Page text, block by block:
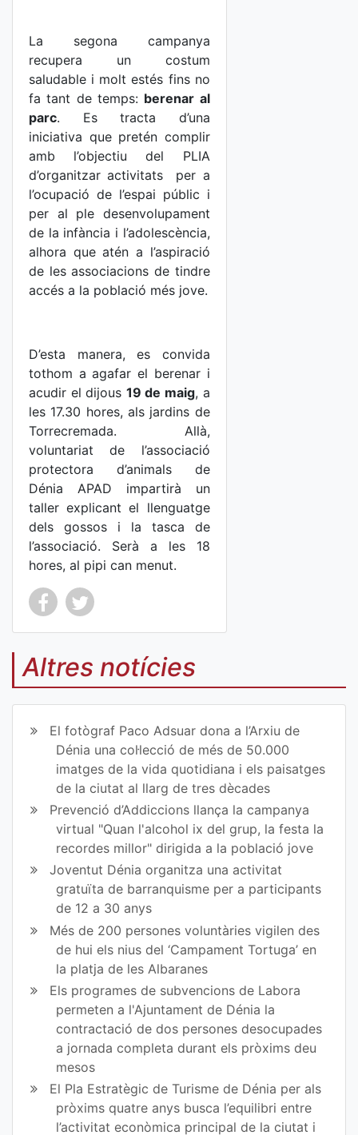
La segona campanya
recupera un costum
saludable i molt estés fins no
fa tant de temps: berenar al
parc. Es tracta d’una
iniciativa que pretén complir
amb l’objectiu del PLIA
d’organitzar activitats per a
l’ocupació de l’espai públic i
per al ple desenvolupament
de la infància i l’adolescència,
alhora que atén a l’aspiració
de les associacions de tindre
accés a la població més jove.
D’esta manera, es convida
tothom a agafar el berenar i
acudir el dijous 19 de maig, a
les 17.30 hores, als jardins de
Torrecremada. Allà,
voluntariat de l’associació
protectora d’animals de
Dénia APAD impartirà un
taller explicant el llenguatge
dels gossos i la tasca de
l’associació. Serà a les 18
hores, al pipi can menut.
Co
mp
art
ir
en
Fa
ce
bo
ok
Co
mp
art
ir
en
Tw
itt
er
Altres notícies
El fotògraf Paco Adsuar dona a l’Arxiu de
Dénia una col·lecció de més de 50.000
imatges de la vida quotidiana i els paisatges
de la ciutat al llarg de tres dècades
Prevenció d’Addiccions llança la campanya
virtual "Quan l'alcohol ix del grup, la festa la
recordes millor" dirigida a la població jove
Joventut Dénia organitza una activitat
gratuïta de barranquisme per a participants
de 12 a 30 anys
Més de 200 persones voluntàries vigilen des
de hui els nius del ‘Campament Tortuga’ en
la platja de les Albaranes
Els programes de subvencions de Labora
permeten a l'Ajuntament de Dénia la
contractació de dos persones desocupades
a jornada completa durant els pròxims deu
mesos
El Pla Estratègic de Turisme de Dénia per als
pròxims quatre anys busca l’equilibri entre
l’activitat econòmica principal de la ciutat i